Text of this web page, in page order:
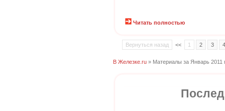
Читать полностью
Вернуться назад << 1 2 3 4
В Железке.ru » Материалы за Январь 2011